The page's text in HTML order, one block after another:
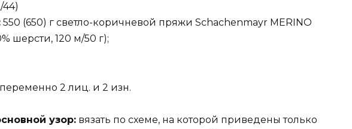
44)
550 (650) г светло-коричневой пряжи Schachenmayr MERINO
шерсти, 120 м/50 г);
2 лиц. и 2 изн.
узор: вязать по схеме, на которой приведены только